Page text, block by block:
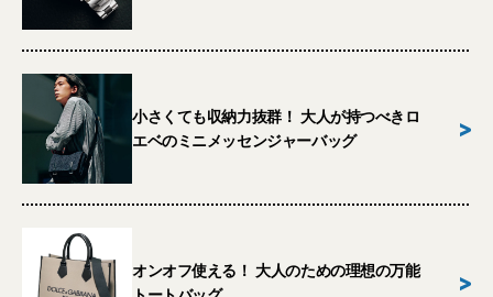
小さくても収納力抜群！ 大人が持つべきロ
エベのミニメッセンジャーバッグ
>
オンオフ使える！ 大人のための理想の万能
>